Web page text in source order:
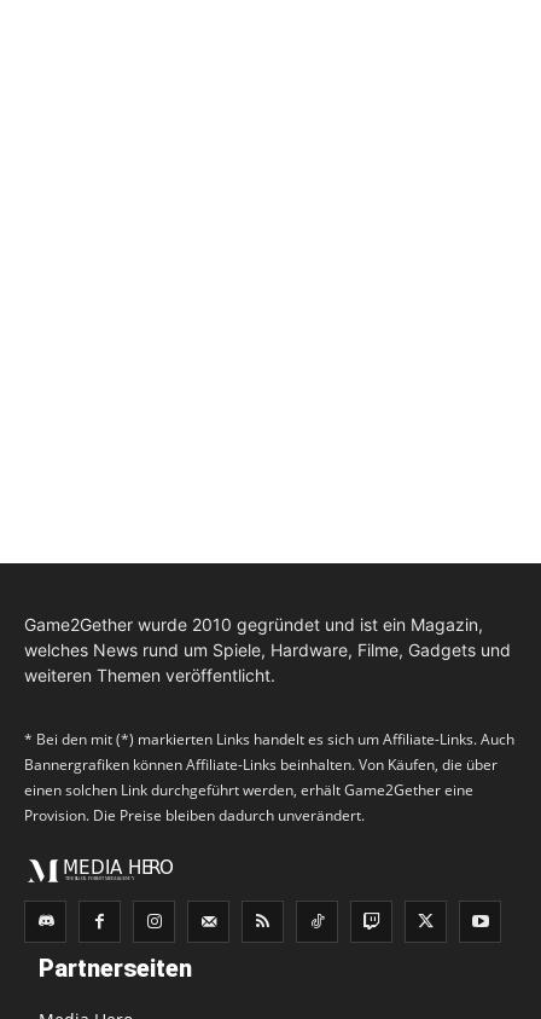
Game2Gether wurde 2010 gegründet und ist ein Magazin,
welches News rund um Spiele, Hardware, Filme, Gadgets und
weiteren Themen veröffentlicht.
* Bei den mit (*) markierten Links handelt es sich um Affiliate-Links. Auch
Bannergrafiken können Affiliate-Links beinhalten. Von Käufen, die über
einen solchen Link durchgeführt werden, erhält Game2Gether eine
Provision. Die Preise bleiben dadurch unverändert.
Partnerseiten